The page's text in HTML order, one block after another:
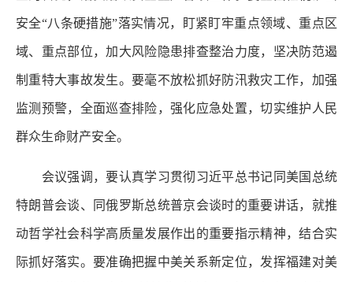
安全“八条硬措施”落实情况，盯紧盯牢重点领域、重点区
域、重点部位，加大风险隐患排查整治力度，坚决防范遏
制重特大事故发生。要毫不放松抓好防汛救灾工作，加强
监测预警，全面巡查排险，强化应急处置，切实维护人民
群众生命财产安全。
会议强调，要认真学习贯彻习近平总书记同美国总统
特朗普会谈、同俄罗斯总统普京会谈时的重要讲话，就推
动哲学社会科学高质量发展作出的重要指示精神，结合实
际抓好落实。要准确把握中美关系新定位，发挥福建对美